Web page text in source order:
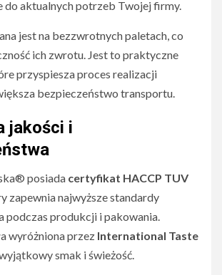
do aktualnych potrzeb Twojej firmy.
jest na bezzwrotnych paletach, co
ich zwrotu. Jest to praktyczne
przyspiesza proces realizacji
bezpieczeństwo transportu.
jakości i
posiada certyfikat HACCP TUV
zapewnia najwyższe standardy
podczas produkcji i pakowania.
wyróżniona przez International Taste
smak i świeżość.